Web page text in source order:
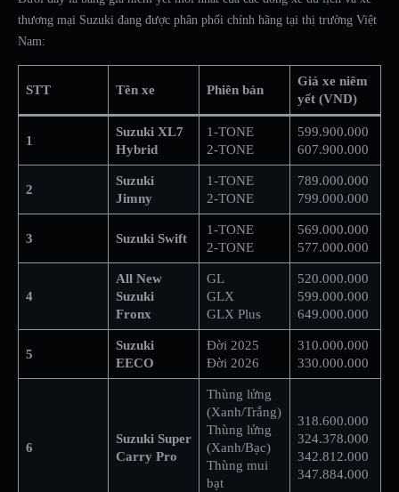
thương mại Suzuki đang được phân phối chính hãng tại thị trường Việt
Nam:
STT Tên xe Phiên bản
Giá xe niêm
yết (VND)
1
Suzuki XL7
Hybrid
1-TONE
2-TONE
599.900.000
607.900.000
2
Suzuki
Jimny
1-TONE
2-TONE
789.000.000
799.000.000
3 Suzuki Swift
1-TONE
2-TONE
569.000.000
577.000.000
4
All New
Suzuki
Fronx
GL
GLX
GLX Plus
520.000.000
599.000.000
649.000.000
5
Suzuki
EECO
Đời 2025
Đời 2026
310.000.000
330.000.000
6
Suzuki Super
Carry Pro
Thùng lửng
(Xanh/Trắng)
Thùng lửng
(Xanh/Bạc)
Thùng mui
bạt
318.600.000
324.378.000
342.812.000
347.884.000